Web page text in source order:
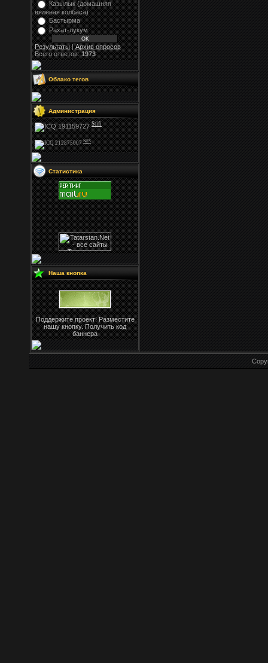
Казылык (домашняя
вяленая колбаса)
Бастырма
Рахат-лукум
Результаты|Архив опросов
Всего ответов:1973
Облако тегов
Администрация
Stifi
NFS
Статистика
Наша кнопка
Поддержите проект! Разместите
нашу кнопку. Получить код
баннера